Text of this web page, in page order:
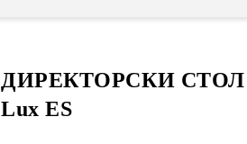
ДИРЕКТОРСКИ СТОЛ
Lux ES